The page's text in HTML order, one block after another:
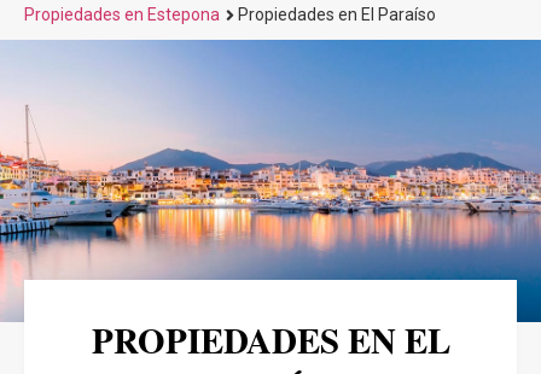
Propiedades en Estepona
Propiedades en El Paraíso
PROPIEDADES EN EL